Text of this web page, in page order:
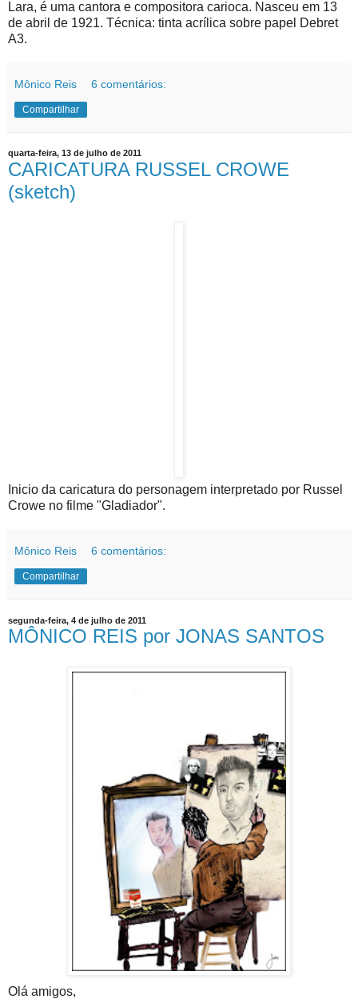
Lara, é uma cantora e compositora carioca. Nasceu em 13
de abril de 1921. Técnica: tinta acrílica sobre papel Debret
A3.
Mônico Reis 6 comentários:
Compartilhar
quarta-feira, 13 de julho de 2011
CARICATURA RUSSEL CROWE
(sketch)
Inicio da caricatura do personagem interpretado por Russel
Crowe no filme "Gladiador".
Mônico Reis 6 comentários:
Compartilhar
segunda-feira, 4 de julho de 2011
MÔNICO REIS por JONAS SANTOS
Olá amigos,